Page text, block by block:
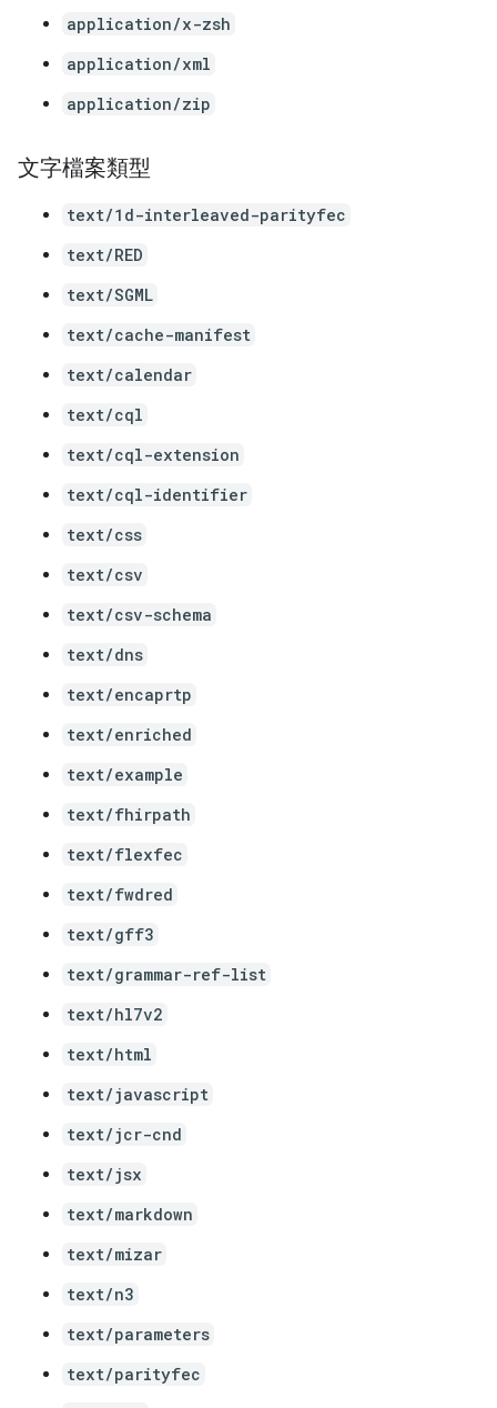
application/x-zsh
application/xml
application/zip
文字檔案類型
text/1d-interleaved-parityfec
text/RED
text/SGML
text/cache-manifest
text/calendar
text/cql
text/cql-extension
text/cql-identifier
text/css
text/csv
text/csv-schema
text/dns
text/encaprtp
text/enriched
text/example
text/fhirpath
text/flexfec
text/fwdred
text/gff3
text/grammar-ref-list
text/hl7v2
text/html
text/javascript
text/jcr-cnd
text/jsx
text/markdown
text/mizar
text/n3
text/parameters
text/parityfec